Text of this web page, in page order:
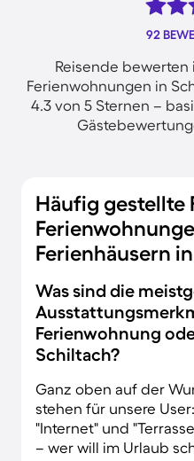
92
Reisende bewerten
Ferienwohnungen in
4.3 von 5 Sternen –
Häufig gestellte
Ferienhäusern
Was sind die
Ferienwohnung
Schiltach?
Ganz oben auf der
stehen für unsere
"Internet" und
– wer will im Urlaub